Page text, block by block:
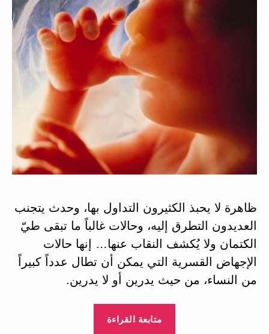
ظاهرة لا يحبذ الكثيرون التداول بها، وحدث يتجنب
العديدون التطرق إليه، وحالات غالباً ما تبقى طيّ
الكتمان ولا يُكشف النقاب عنها… إنها حالات
الإجهاض القسرية التي يمكن أن تطال عدداً كبيراً
من النساء، من حيث يدرين أو لا يدرين.
متابعة القراءة